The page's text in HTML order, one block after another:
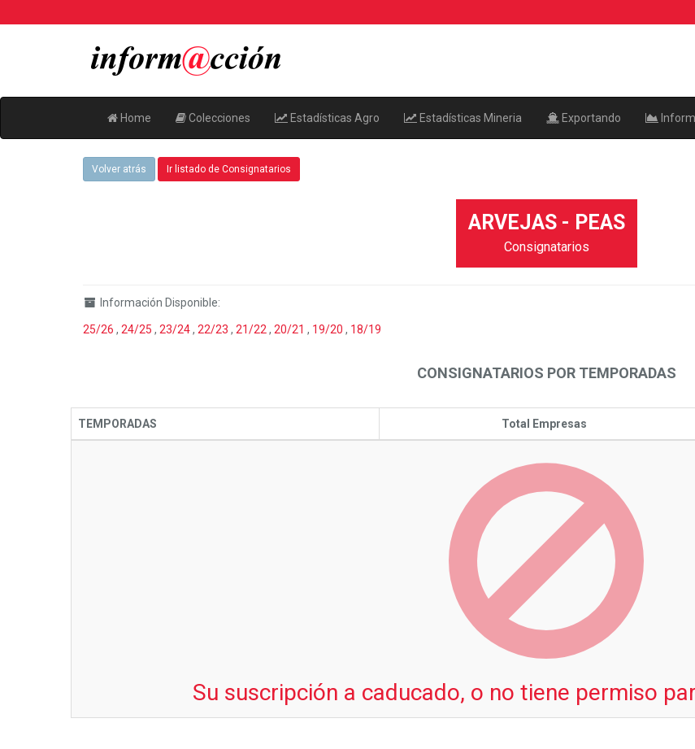
Home Colecciones Estadísticas Agro Estadísticas Mineria Exportando
Volver atrás Ir listado de Consignatarios
ARVEJAS - PEAS
Consignatarios
Información Disponible:
25/26 , 24/25 , 23/24, 22/23 , 21/22 , 20/21 , 19/20 , 18/19
CONSIGNATARIOS POR TEMPORADAS
TEMPORADAS Total Empresas
Su suscripción a caducado, o no tiene permiso